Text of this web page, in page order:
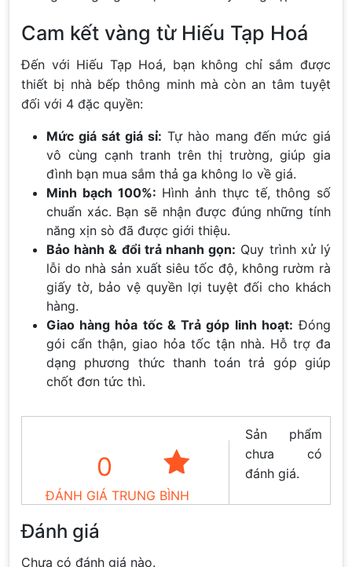
Cam kết vàng từ Hiếu Tạp Hoá
Đến với Hiếu Tạp Hoá, bạn không chỉ sắm được
thiết bị nhà bếp thông minh mà còn an tâm tuyệt
đối với 4 đặc quyền:
Mức giá sát giá sỉ: Tự hào mang đến mức giá
vô cùng cạnh tranh trên thị trường, giúp gia
đình bạn mua sắm thả ga không lo về giá.
Minh bạch 100%: Hình ảnh thực tế, thông số
chuẩn xác. Bạn sẽ nhận được đúng những tính
năng xịn sò đã được giới thiệu.
Bảo hành & đổi trả nhanh gọn: Quy trình xử lý
lỗi do nhà sản xuất siêu tốc độ, không rườm rà
giấy tờ, bảo vệ quyền lợi tuyệt đối cho khách
hàng.
Giao hàng hỏa tốc & Trả góp linh hoạt: Đóng
gói cẩn thận, giao hỏa tốc tận nhà. Hỗ trợ đa
dạng phương thức thanh toán trả góp giúp
chốt đơn tức thì.
0
ĐÁNH GIÁ TRUNG BÌNH
Sản phẩm
chưa có
đánh giá.
Đánh giá
Chưa có đánh giá nào.